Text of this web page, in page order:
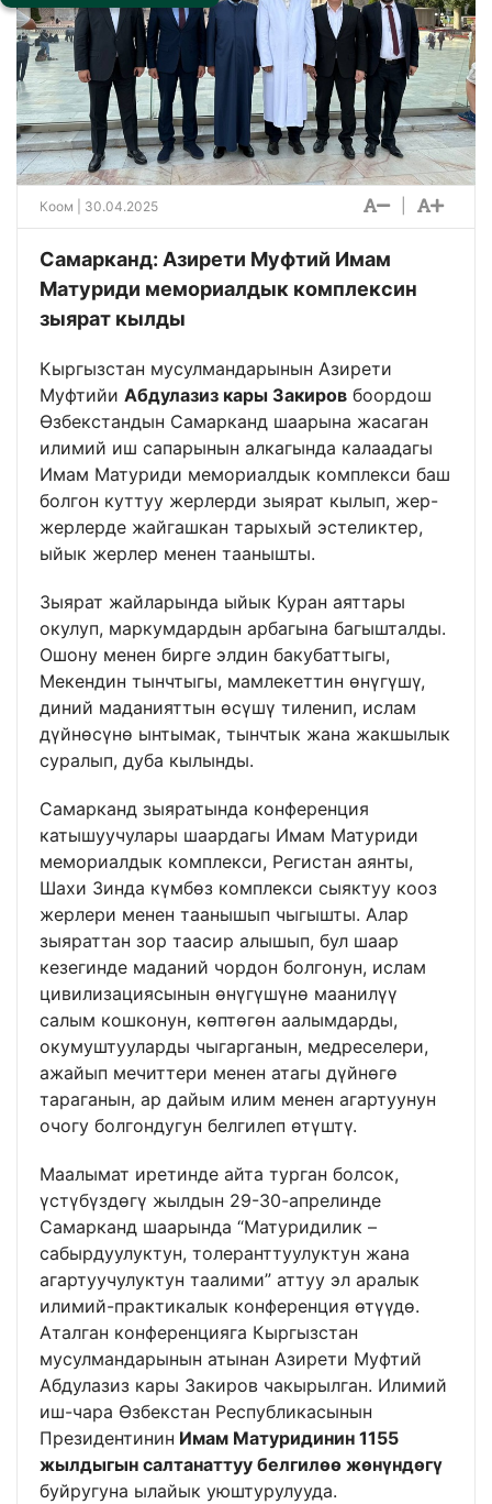
Коом | 30.04.2025
Самарканд: Азирети Муфтий Имам
Матуриди мемориалдык комплексин
зыярат кылды
Кыргызстан мусулмандарынын Азирети
Муфтийи Абдулазиз кары Закиров боордош
Өзбекстандын Самарканд шаарына жасаган
илимий иш сапарынын алкагында калаадагы
Имам Матуриди мемориалдык комплекси баш
болгон куттуу жерлерди зыярат кылып, жер-
жерлерде жайгашкан тарыхый эстеликтер,
ыйык жерлер менен таанышты.
Зыярат жайларында ыйык Куран аяттары
окулуп, маркумдардын арбагына багышталды.
Ошону менен бирге элдин бакубаттыгы,
Мекендин тынчтыгы, мамлекеттин өнүгүшү,
диний маданияттын өсүшү тиленип, ислам
дүйнөсүнө ынтымак, тынчтык жана жакшылык
суралып, дуба кылынды.
Самарканд зыяратында конференция
катышуучулары шаардагы Имам Матуриди
мемориалдык комплекси, Регистан аянты,
Шахи Зинда күмбөз комплекси сыяктуу кооз
жерлери менен таанышып чыгышты. Алар
зыяраттан зор таасир алышып, бул шаар
кезегинде маданий чордон болгонун, ислам
цивилизациясынын өнүгүшүнө маанилүү
салым кошконун, көптөгөн аалымдарды,
окумуштууларды чыгарганын, медреселери,
ажайып мечиттери менен атагы дүйнөгө
тараганын, ар дайым илим менен агартуунун
очогу болгондугун белгилеп өтүштү.
Маалымат иретинде айта турган болсок,
үстүбүздөгү жылдын 29-30-апрелинде
Самарканд шаарында “Матуридилик –
сабырдуулуктун, толеранттуулуктун жана
агартуучулуктун таалими” аттуу эл аралык
илимий-практикалык конференция өтүүдө.
Аталган конференцияга Кыргызстан
мусулмандарынын атынан Азирети Муфтий
Абдулазиз кары Закиров чакырылган. Илимий
иш-чара Өзбекстан Республикасынын
Президентинин Имам Матуридинин 1155
жылдыгын салтанаттуу белгилөө жөнүндөгү
буйругуна ылайык уюштурулууда.